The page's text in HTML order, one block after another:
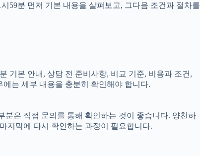
59분 먼저 기본 내용을 살펴보고, 그다음 조건과 절차를
기본 안내, 상담 전 준비사항, 비교 기준, 비용과 조건,
는 세부 내용을 충분히 확인해야 합니다.
분은 직접 문의를 통해 확인하는 것이 좋습니다. 양천하
지막에 다시 확인하는 과정이 필요합니다.